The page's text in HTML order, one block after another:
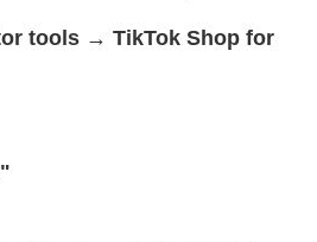
tools → TikTok Shop for